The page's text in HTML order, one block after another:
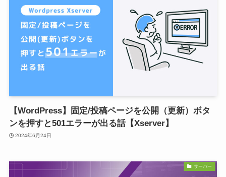
【WordPress】固定/投稿ページを公開（更新）ボタ
ンを押すと501エラーが出る話【Xserver】
2024年6月24日
サーバー